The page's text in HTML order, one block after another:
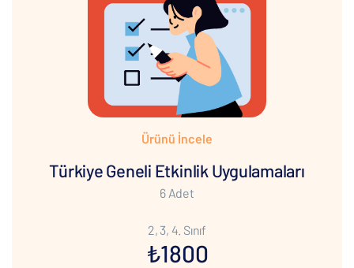
Ürünü İncele
Türkiye Geneli Etkinlik Uygulamaları
6 Adet
2, 3, 4. Sınıf
₺1800